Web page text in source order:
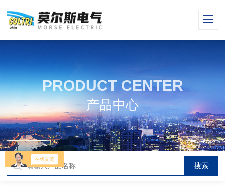
PRODUCT CENTER
产品中心